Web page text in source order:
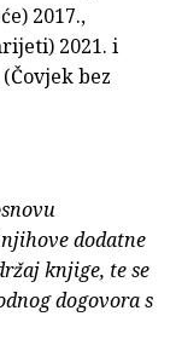
2017.,
2021. i
bez
dodatne
knjige, te se
dogovora s